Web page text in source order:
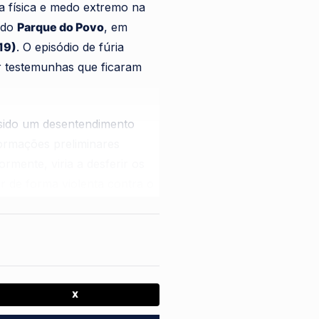
física e medo extremo na
Parque do Povo, em
. O episódio de fúria
que ficaram
um desentendimento
viria a desferir os
de forma violenta contra o
proximidades do
golpes que
e sem saber como
X